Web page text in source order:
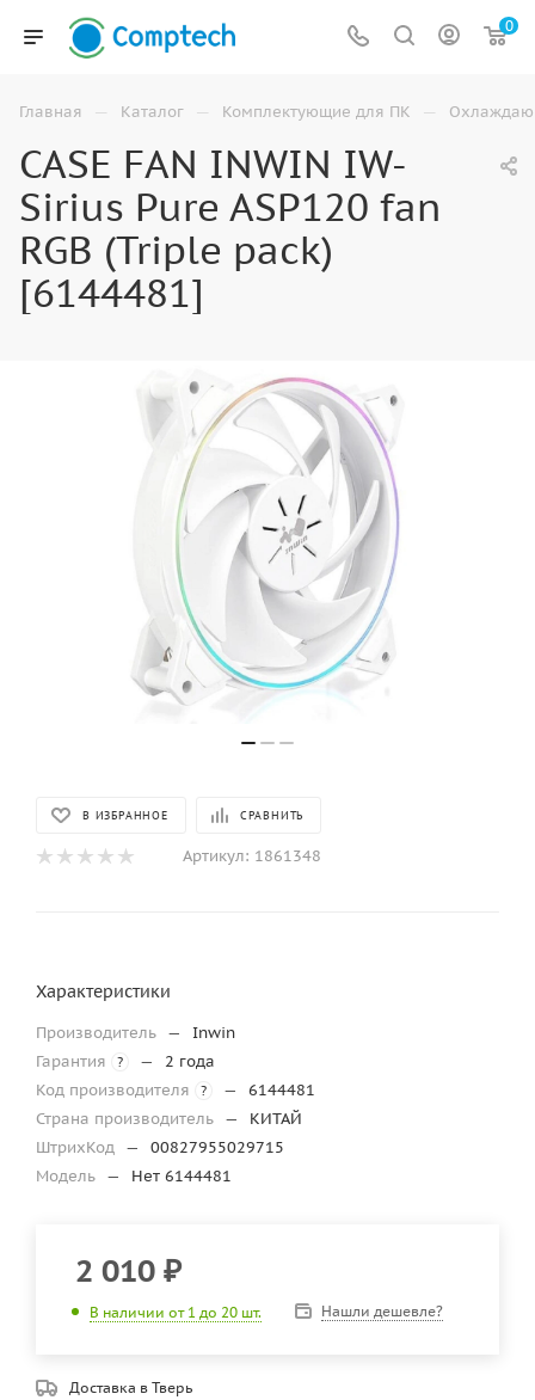
0
Главная — Каталог — Комплектующие для ПК —
CASE FAN INWIN IW-
Sirius Pure ASP120 fan
RGB (Triple pack)
[6144481]
В ИЗБРАННОЕ СРАВНИТЬ
Артикул: 1861348
Характеристики
Производитель —
Inwin
Гарантия
? —
2 года
Код производителя
? —
6144481
Страна производитель —
КИТАЙ
ШтрихКод —
00827955029715
Модель — Нет 6144481
2 010 ₽
В наличии от 1 до 20 шт. Нашли дешевле?
Доставка в Тверь